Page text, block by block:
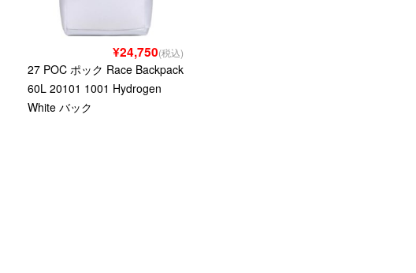
¥24,750(税込)
27 POC ポック Race Backpack
60L 20101 1001 Hydrogen
White バック